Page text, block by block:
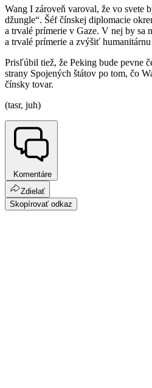
Wang I zároveň varoval, že vo svete
džungle“. Šéf čínskej diplomacie
a trvalé prímerie v Gaze. V nej by sa
a trvalé prímerie a zvýšiť
Prisľúbil tiež, že Peking bude pevne
strany Spojených štátov po tom, čo
čínsky tovar.
(tasr, juh)
Komentáre
Zdielať
Skopírovať odkaz